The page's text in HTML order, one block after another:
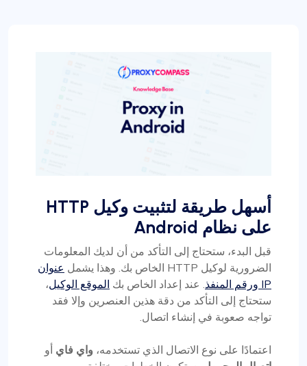
أسهل طريقة لتثبيت وكيل HTTP
على نظام Android
قبل البدء، ستحتاج إلى التأكد من أن لديك المعلومات
الضرورية لوكيل HTTP الخاص بك. وهذا يشمل
عنوان
IP ورقم المنفذ
. عند إعداد الخاص بك الموقع الوكيل،
ستحتاج إلى التأكد من دقة هذين العنصرين وإلا فقد
تواجه صعوبة في إنشاء اتصال.
اعتمادًا على نوع الاتصال الذي تستخدمه، واي فاي أو